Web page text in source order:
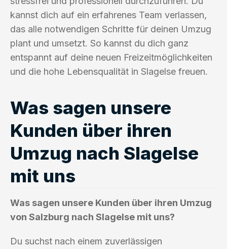
kannst dich auf ein erfahrenes Team verlassen,
das alle notwendigen Schritte für deinen Umzug
plant und umsetzt. So kannst du dich ganz
entspannt auf deine neuen Freizeitmöglichkeiten
und die hohe Lebensqualität in Slagelse freuen.
Was sagen unsere
Kunden über ihren
Umzug nach Slagelse
mit uns
Was sagen unsere Kunden über ihren Umzug
von Salzburg nach Slagelse mit uns?
Du suchst nach einem zuverlässigen